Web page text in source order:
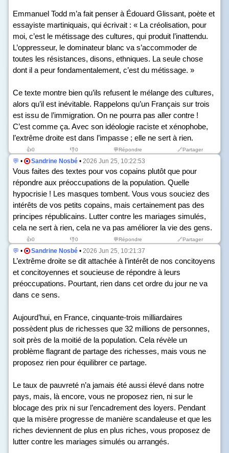
Emmanuel Todd m’a fait penser à Édouard Glissant, poète et
essayiste martiniquais, qui écrivait : « La créolisation, pour
moi, c’est le métissage des cultures, qui produit l’inattendu.
L’oppresseur, le dominateur blanc va s’accommoder de
toutes les résistances, disons, ethniques. La seule chose
dont il a peur fondamentalement, c’est du métissage. »
Ce texte montre bien qu’ils refusent le mélange des cultures,
alors qu’il est inévitable. Rappelons qu’un Français sur trois
est issu de l’immigration. On ne pourra pas aller contre !
C’est comme ça. Avec son idéologie raciste et xénophobe,
l’extrême droite est dans l’impasse ; elle ne sert à rien.
👍0 👎0 💬Répondre 🔗Partager
💬 • Sandrine Nosbé • 2026 Jun 25, 10:22:53
Vous faites des textes pour vos copains plutôt que pour
répondre aux préoccupations de la population. Quelle
hypocrisie ! Les masques tombent. Vous vous souciez des
intérêts de vos petits copains, mais certainement pas des
principes républicains. Lutter contre les mariages simulés,
cela ne sert à rien, cela ne va pas améliorer la vie des gens.
👍0 👎0 💬Répondre 🔗Partager
💬 • Sandrine Nosbé • 2026 Jun 25, 10:21:37
L’extrême droite se dit attachée à l’intérêt de nos concitoyens
et concitoyennes et soucieuse de répondre à leurs
préoccupations. Pourtant, rien dans cet ordre du jour ne va
dans ce sens.
Aujourd’hui, en France, cinquante-trois milliardaires
possèdent plus de richesses que 32 millions de personnes,
soit près de la moitié de la population. Cela révèle un
problème flagrant de partage des richesses, mais vous ne
proposez rien pour équilibrer ce partage.
Le taux de pauvreté n’a jamais été aussi élevé dans notre
pays, mais, là encore, vous ne proposez rien, ni sur le
blocage des prix ni sur l’encadrement des loyers. Pendant
que la misère progresse de manière scandaleuse et que les
riches deviennent de plus en plus riches, vous proposez de
lutter contre les mariages simulés ou arrangés.